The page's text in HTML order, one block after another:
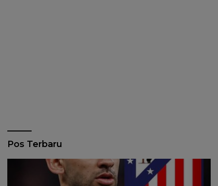
Pos Terbaru